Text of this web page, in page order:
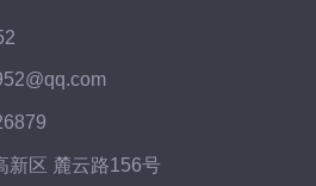
新区 麓云路156号